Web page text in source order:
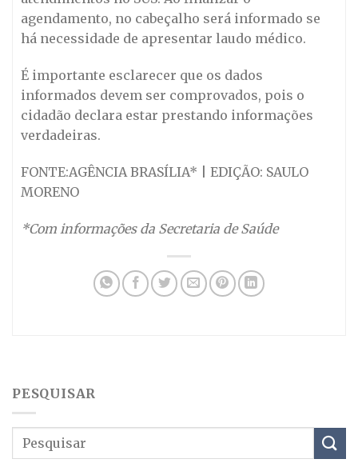
agendamento, no cabeçalho será informado se
há necessidade de apresentar laudo médico.
É importante esclarecer que os dados
informados devem ser comprovados, pois o
cidadão declara estar prestando informações
verdadeiras.
FONTE:AGÊNCIA BRASÍLIA* | EDIÇÃO: SAULO
MORENO
*Com informações da Secretaria de Saúde
PESQUISAR